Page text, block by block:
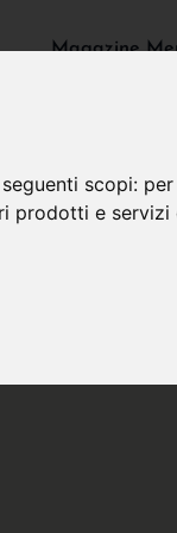
scopi:
prodotti e servizi
Magazine